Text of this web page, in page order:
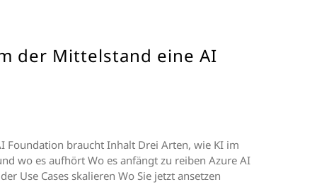
der Mittelstand eine AI
Foundation braucht Inhalt Drei Arten, wie KI im
wo es aufhört Wo es anfängt zu reiben Azure AI
Use Cases skalieren Wo Sie jetzt ansetzen